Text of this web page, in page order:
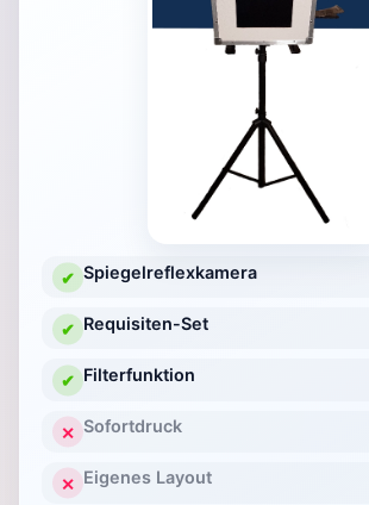
✔ Spiegelreflexkamera
✔ Requisiten-Set
✔ Filterfunktion
✕ Sofortdruck
✕ Eigenes Layout